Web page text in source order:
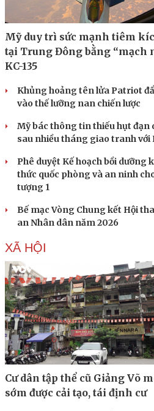
Mỹ duy trì sức mạnh tiêm
tại Trung Đông bằng “mạch
KC-135
Khủng hoảng tên lửa Patriot
vào thế lưỡng nan chiến lược
Mỹ bác thông tin thiếu hụt đạn
sau nhiều tháng giao tranh với
Phê duyệt Kế hoạch bồi dưỡng
thức quốc phòng và an ninh
tượng 1
Bế mạc Vòng Chung kết Hội
an Nhân dân năm 2026
XÃ HỘI
Cư dân tập thể cũ Giảng Võ
sớm được cải tạo, tái định cư